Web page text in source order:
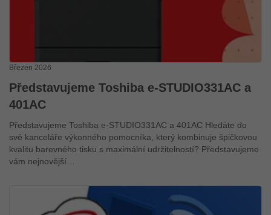
Březen 2026
Představujeme Toshiba e-STUDIO331AC a
401AC
Představujeme Toshiba e-STUDIO331AC a 401AC Hledáte do
své kanceláře výkonného pomocníka, který kombinuje špičkovou
kvalitu barevného tisku s maximální udržitelností? Představujeme
vám nejnovější…